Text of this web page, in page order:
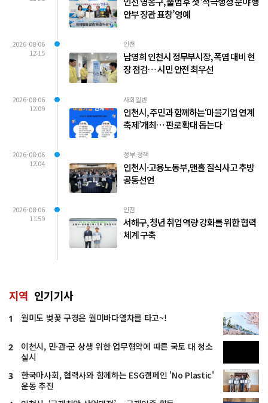
안부 장관 표창’ 영예
2026-08-06
12:15
인천
남영희 인천시 정무부시장, 폭염 대비 현
장 점검… 시민 안전 최우선
2026-08-06
12:09
사회일반
인천시, 주민과 함께하는‘마을기업 연계
축제’개최… 판로 확대 돕는다
2026-08-06
12:04
정부.정책
인천시·고용노동부, 맨홀 질식사고 추방
공동선언
2026-08-06
11:59
인천
서해구, 청년 취업 역량 강화를 위한 협력
체계 구축
지역 인기기사
1 월미도 벚꽃 구경은 월미바다열차를 타고~!
2
이천시, 민·관·군 상생 위한 업무협약에 따른 국토 대 청소
실시
3
한국마사회, 협력사와 함께하는 ESG캠페인 'No Plastic'
운동 추진